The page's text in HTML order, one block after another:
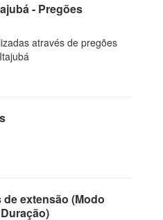
- Pregões
através de pregões
extensão (Modo